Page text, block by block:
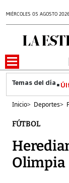
MIÉRCOLES 05 AGOSTO
Inicio> Deportes>
FÚTBOL
Olimpia